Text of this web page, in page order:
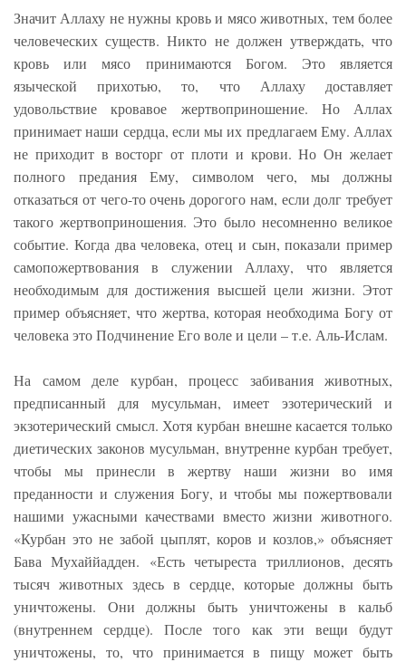
Значит Аллаху не нужны кровь и мясо животных, тем более
человеческих существ. Никто не должен утверждать, что
кровь или мясо принимаются Богом. Это является
языческой прихотью, то, что Аллаху доставляет
удовольствие кровавое жертвоприношение. Но Аллах
принимает наши сердца, если мы их предлагаем Ему. Аллах
не приходит в восторг от плоти и крови. Но Он желает
полного предания Ему, символом чего, мы должны
отказаться от чего-то очень дорогого нам, если долг требует
такого жертвоприношения. Это было несомненно великое
событие. Когда два человека, отец и сын, показали пример
самопожертвования в служении Аллаху, что является
необходимым для достижения высшей цели жизни. Этот
пример объясняет, что жертва, которая необходима Богу от
человека это Подчинение Его воле и цели – т.е. Аль-Ислам.
На самом деле курбан, процесс забивания животных,
предписанный для мусульман, имеет эзотерический и
экзотерический смысл. Хотя курбан внешне касается только
диетических законов мусульман, внутренне курбан требует,
чтобы мы принесли в жертву наши жизни во имя
преданности и служения Богу, и чтобы мы пожертвовали
нашими ужасными качествами вместо жизни животного.
«Курбан это не забой цыплят, коров и козлов,» объясняет
Бава Мухаййадден. «Есть четыреста триллионов, десять
тысяч животных здесь в сердце, которые должны быть
уничтожены. Они должны быть уничтожены в кальб
(внутреннем сердце). После того как эти вещи будут
уничтожены, то, что принимается в пищу может быть